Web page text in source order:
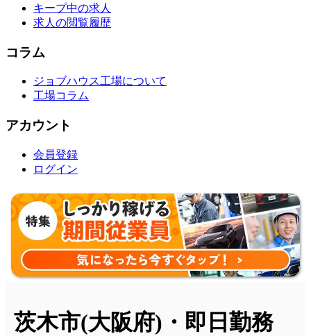
キープ中の求人
求人の閲覧履歴
コラム
ジョブハウス工場について
工場コラム
アカウント
会員登録
ログイン
茨木市(大阪府)・即日勤務